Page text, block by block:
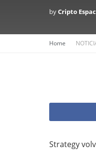
byCripto
Home
Strategy